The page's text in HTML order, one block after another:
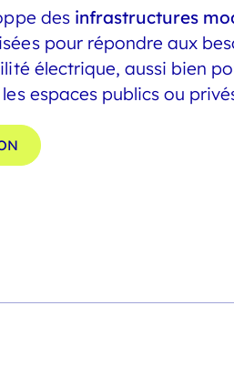
des infrastructures
pour répondre aux
électrique, aussi bien
espaces publics ou